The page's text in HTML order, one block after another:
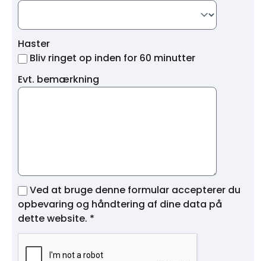
Haster
Bliv ringet op inden for 60 minutter
Evt. bemærkning
Ved at bruge denne formular accepterer du
opbevaring og håndtering af dine data på
dette website. *